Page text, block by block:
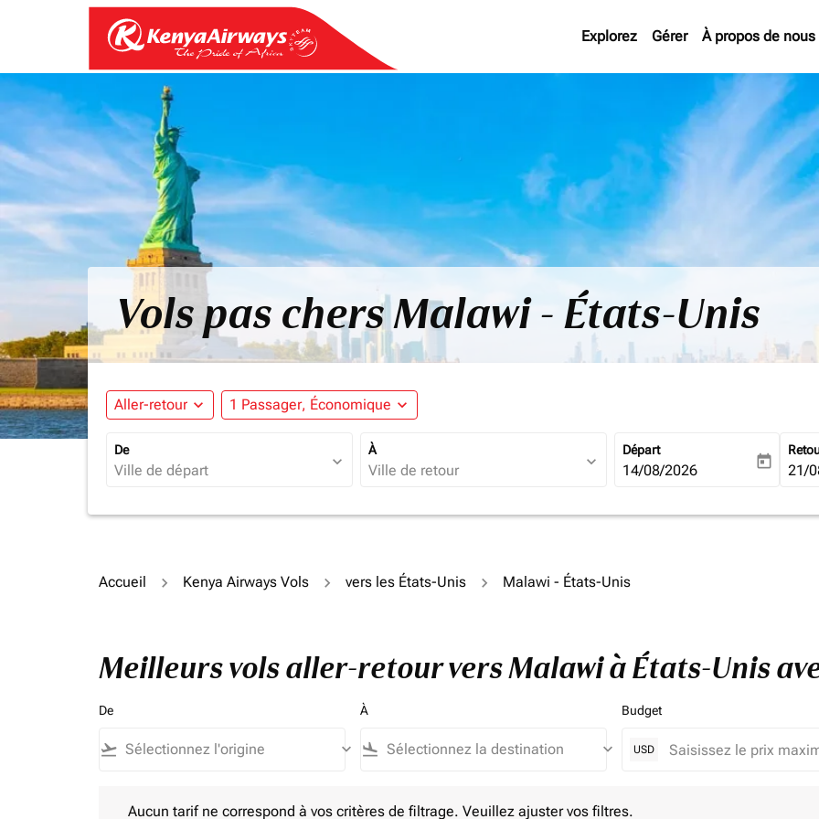
Explorez Gérer À propos de nous
Vols pas chers Malawi - États-Unis
Aller-retour expand_more 1 Passager, Économique expand_more
De
expand_more
À
expand_more
Départ
fc-booking-departure-date-
14/08/2026 today fc-
21/
Accueil Kenya Airways Vols vers les États-Unis Malawi - États-Unis
Meilleurs vols aller-retour vers Malawi à États-Unis
De
flight_takeoff keyboard_arrow_down
À
flight_land keyboard_arrow_down
Budget
USD
Aucun tarif ne correspond à vos critères de filtrage. Veuillez ajuster vos filtres.